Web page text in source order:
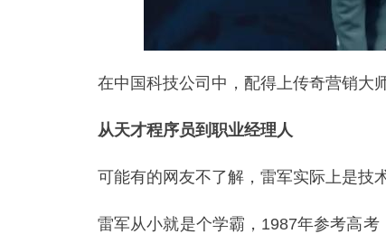
在中国科技公司中，配得上传奇营销大
从天才程序员到职业经理人
可能有的网友不了解，雷军实际上是技
雷军从小就是个学霸，1987年参考高